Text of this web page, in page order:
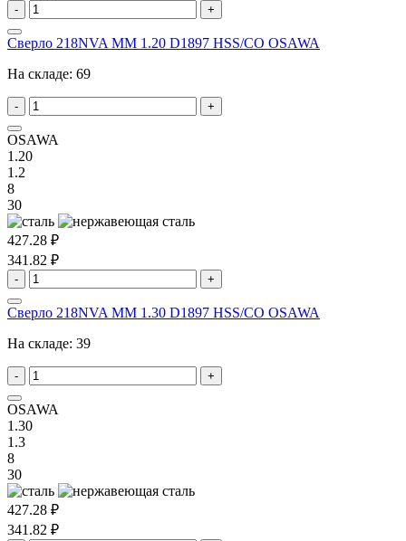
- +
Сверло 218NVA MM 1.20 D1897 HSS/CO OSAWA
На складе: 69
- +
OSAWA
1.20
1.2
8
30
427.28 ₽
341.82 ₽
- +
Сверло 218NVA MM 1.30 D1897 HSS/CO OSAWA
На складе: 39
- +
OSAWA
1.30
1.3
8
30
427.28 ₽
341.82 ₽